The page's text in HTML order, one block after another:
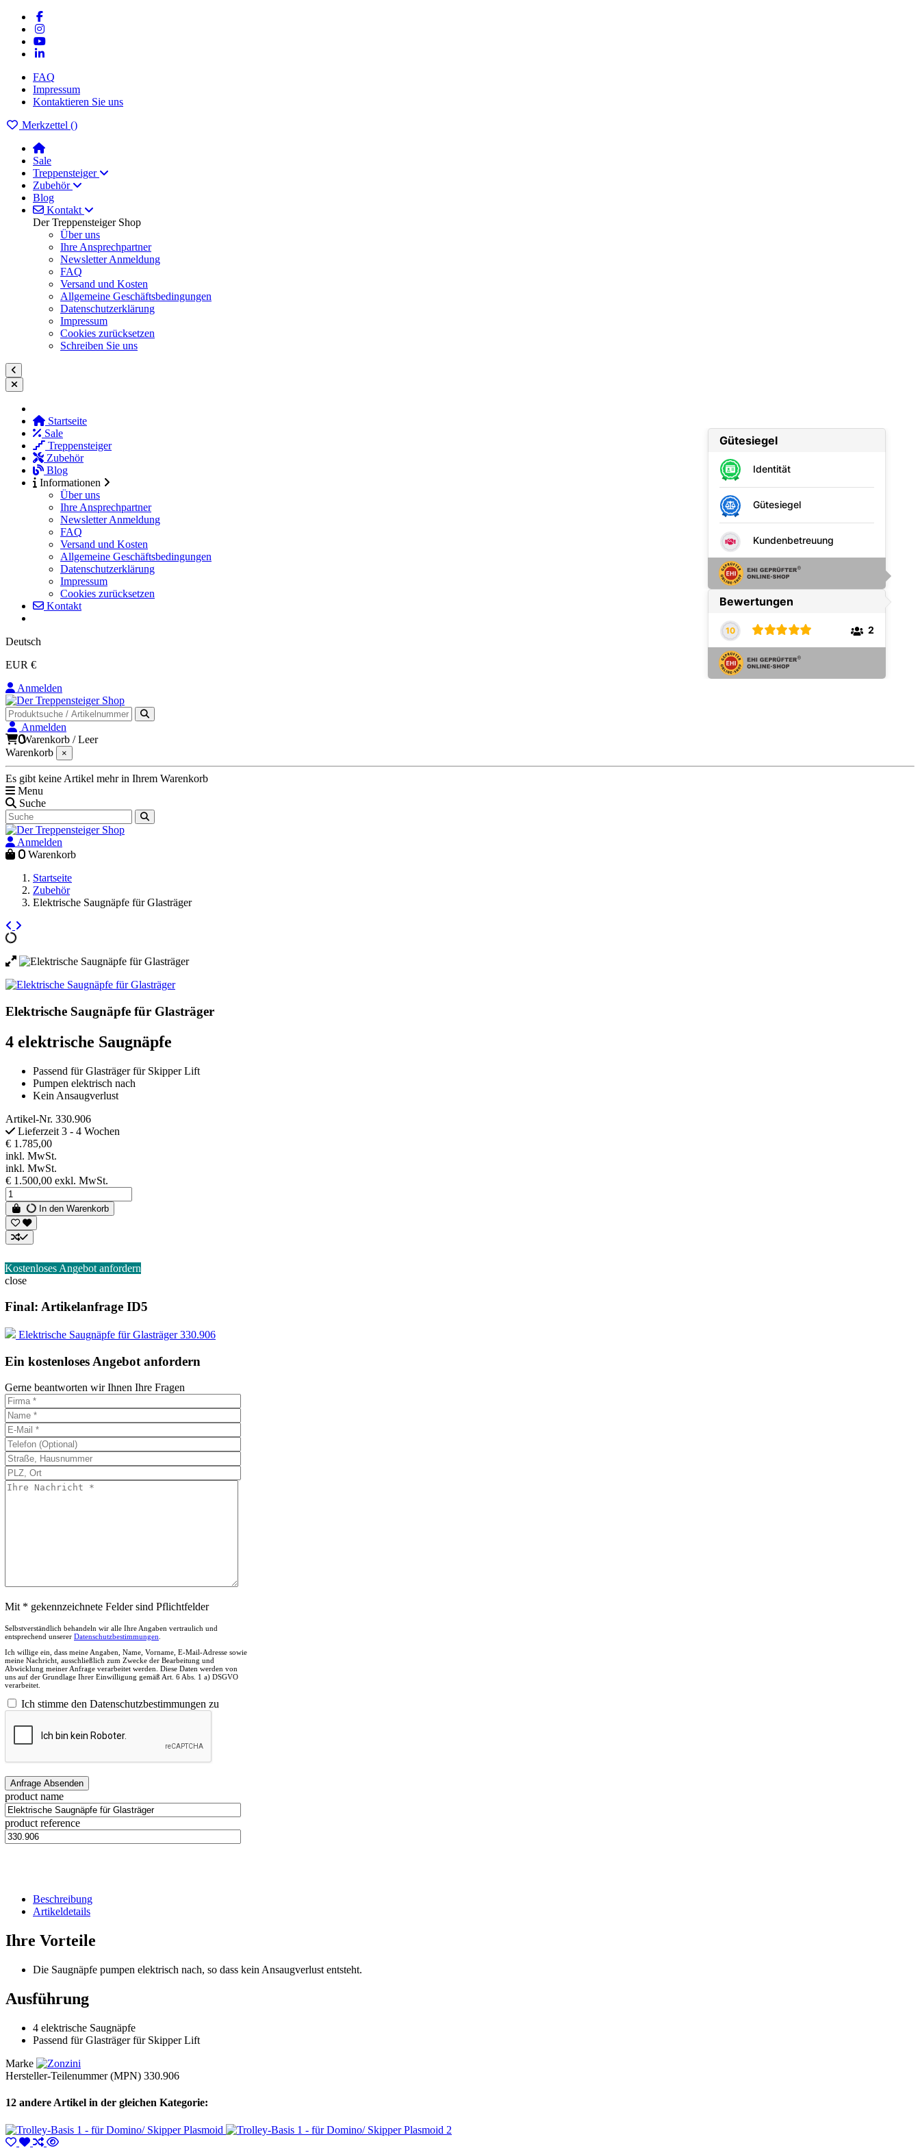
FAQ
Impressum
Kontaktieren Sie uns
Merkzettel ()
Sale
Treppensteiger
Zubehör
Blog
Kontakt
Der Treppensteiger Shop
Über uns
Ihre Ansprechpartner
Newsletter Anmeldung
FAQ
Versand und Kosten
Allgemeine Geschäftsbedingungen
Datenschutzerklärung
Impressum
Cookies zurücksetzen
Schreiben Sie uns
Startseite
Sale
Treppensteiger
Zubehör
Blog
Informationen
Über uns
Ihre Ansprechpartner
Newsletter Anmeldung
FAQ
Versand und Kosten
Allgemeine Geschäftsbedingungen
Datenschutzerklärung
Impressum
Cookies zurücksetzen
Kontakt
Deutsch
EUR €
Anmelden
Anmelden
0Warenkorb /Leer
Warenkorb
×
Es gibt keine Artikel mehr in Ihrem Warenkorb
Menu
Suche
Anmelden
0 Warenkorb
Startseite
Zubehör
Elektrische Saugnäpfe für Glasträger
Elektrische Saugnäpfe für Glasträger
4 elektrische Saugnäpfe
Passend für Glasträger für Skipper Lift
Pumpen elektrisch nach
Kein Ansaugverlust
Artikel-Nr. 330.906
Lieferzeit 3 - 4 Wochen
€ 1.785,00
inkl. MwSt.
inkl. MwSt.
€ 1.500,00 exkl. MwSt.
In den Warenkorb
Kostenloses Angebot anfordern
close
Final: Artikelanfrage ID5
Elektrische Saugnäpfe für Glasträger 330.906
Ein kostenloses Angebot anfordern
Gerne beantworten wir Ihnen Ihre Fragen
Mit * gekennzeichnete Felder sind Pflichtfelder
Selbstverständlich behandeln wir alle Ihre Angaben vertraulich und
entsprechend unserer Datenschutzbestimmungen.
Ich willige ein, dass meine Angaben, Name, Vorname, E-Mail-Adresse sowie
meine Nachricht, ausschließlich zum Zwecke der Bearbeitung und
Abwicklung meiner Anfrage verarbeitet werden. Diese Daten werden von
uns auf der Grundlage Ihrer Einwilligung gemäß Art. 6 Abs. 1 a) DSGVO
verarbeitet.
Ich stimme den Datenschutzbestimmungen zu
product name
product reference
Beschreibung
Artikeldetails
Ihre Vorteile
Die Saugnäpfe pumpen elektrisch nach, so dass kein Ansaugverlust entsteht.
Ausführung
4 elektrische Saugnäpfe
Passend für Glasträger für Skipper Lift
Marke
Hersteller-Teilenummer (MPN) 330.906
12 andere Artikel in der gleichen Kategorie: